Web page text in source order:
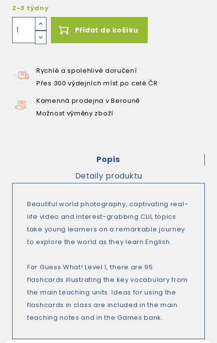
2-3 týdny
Přidat do košíku
Rychlé a spolehlivé doručení
Přes 300 výdejních míst po celé ČR
Kamenná prodejna v Berouně
Možnost výměny zboží
Popis
Detaily produktu
Beautiful world photography, captivating real-
life video and interest-grabbing CLIL topics
take young learners on a remarkable journey
to explore the world as they learn English.
For Guess What! Level 1, there are 95
flashcards illustrating the key vocabulary from
the main teaching units. Ideas for using the
flashcards in class are included in the main
teaching notes and in the Games bank.